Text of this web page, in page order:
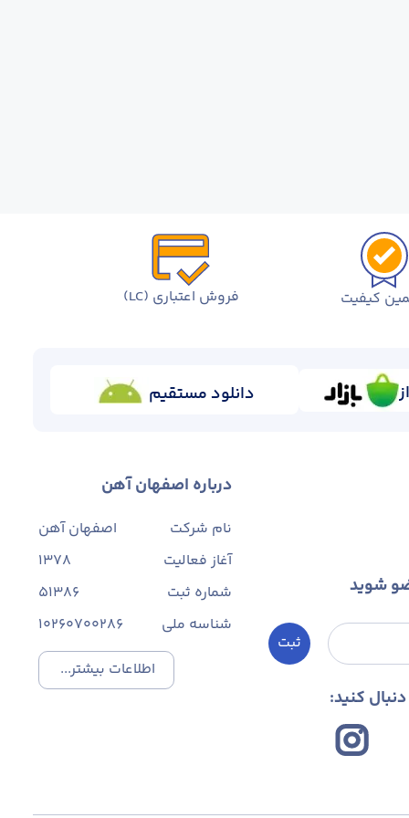
کیفیت فروش اعتباری (LC)
دانلود مستقیم
شوید
ثبت
کنید:
درباره اصفهان آهن
نام شرکت
اصفهان آهن
آغاز فعالیت
1378
شماره ثبت
۵۱۳۸۶
شناسه ملی
10260700286
اطلاعات بیشتر...